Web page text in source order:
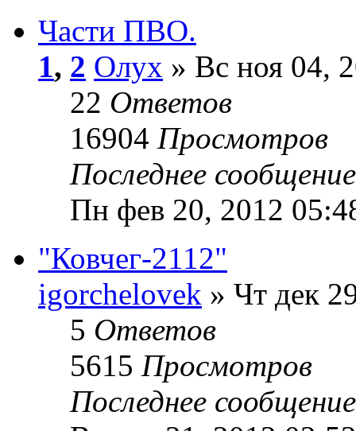
Части ПВО.
1, 2 Олух » Вс ноя 04,
22 Ответов
16904 Просмотров
Последнее
Пн фев 20, 2012
"Ковчег-2112"
igorchelovek » Чт дек
5 Ответов
5615 Просмотров
Последнее